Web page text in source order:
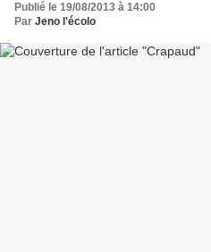
Publié le 19/08/2013 à 14:00
Par Jeno l'écolo